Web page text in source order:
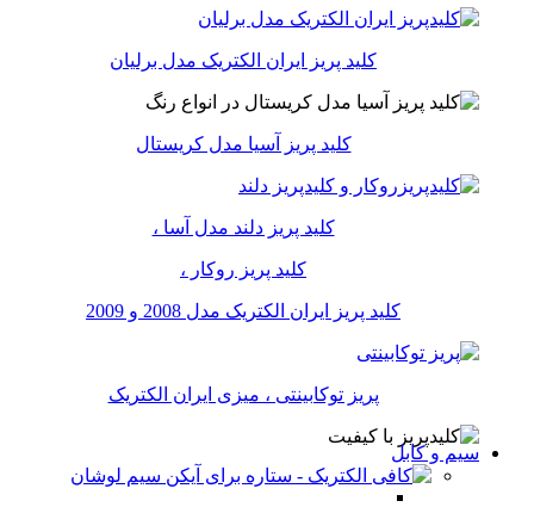
کلید پریز ایران الکتریک مدل برلیان
کلید پریز آسیا مدل کریستال
کلید پریز دلند مدل آسا ،
کلید پریز روکار ،
کلید پریز ایران الکتریک مدل 2008 و 2009
پریز توکابینتی ، میزی ایران الکتریک
سیم و کابل
سیم لوشان